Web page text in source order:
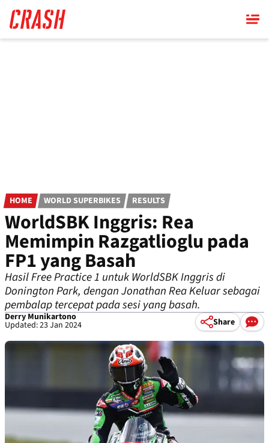
main
content
HOME WORLD SUPERBIKES RESULTS
WorldSBK Inggris: Rea
Memimpin Razgatlioglu pada
FP1 yang Basah
Hasil Free Practice 1 untuk WorldSBK Inggris di
Donington Park, dengan Jonathan Rea Keluar sebagai
pembalap tercepat pada sesi yang basah.
Derry Munikartono
Updated: 23 Jan 2024 Share